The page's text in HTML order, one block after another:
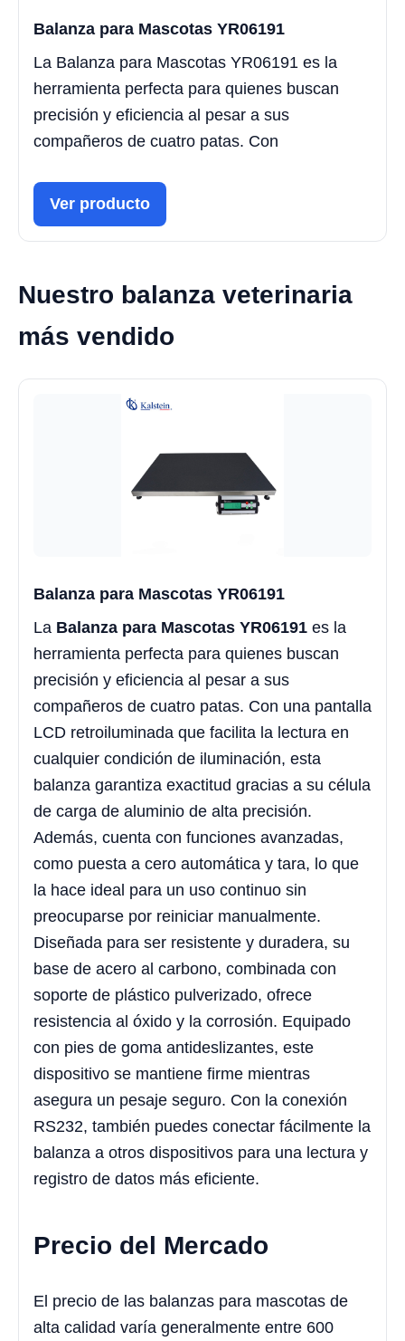
Balanza para Mascotas YR06191
La Balanza para Mascotas YR06191 es la
herramienta perfecta para quienes buscan
precisión y eficiencia al pesar a sus
compañeros de cuatro patas. Con
Ver producto
Nuestro balanza veterinaria
más vendido
Balanza para Mascotas YR06191
La Balanza para Mascotas YR06191 es la
herramienta perfecta para quienes buscan
precisión y eficiencia al pesar a sus
compañeros de cuatro patas. Con una pantalla
LCD retroiluminada que facilita la lectura en
cualquier condición de iluminación, esta
balanza garantiza exactitud gracias a su célula
de carga de aluminio de alta precisión.
Además, cuenta con funciones avanzadas,
como puesta a cero automática y tara, lo que
la hace ideal para un uso continuo sin
preocuparse por reiniciar manualmente.
Diseñada para ser resistente y duradera, su
base de acero al carbono, combinada con
soporte de plástico pulverizado, ofrece
resistencia al óxido y la corrosión. Equipado
con pies de goma antideslizantes, este
dispositivo se mantiene firme mientras
asegura un pesaje seguro. Con la conexión
RS232, también puedes conectar fácilmente la
balanza a otros dispositivos para una lectura y
registro de datos más eficiente.
Precio del Mercado
El precio de las balanzas para mascotas de
alta calidad varía generalmente entre 600